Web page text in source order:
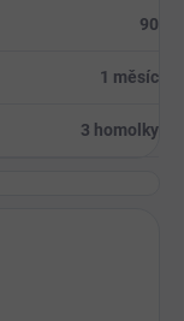
90
1 měsíc
3 homolky